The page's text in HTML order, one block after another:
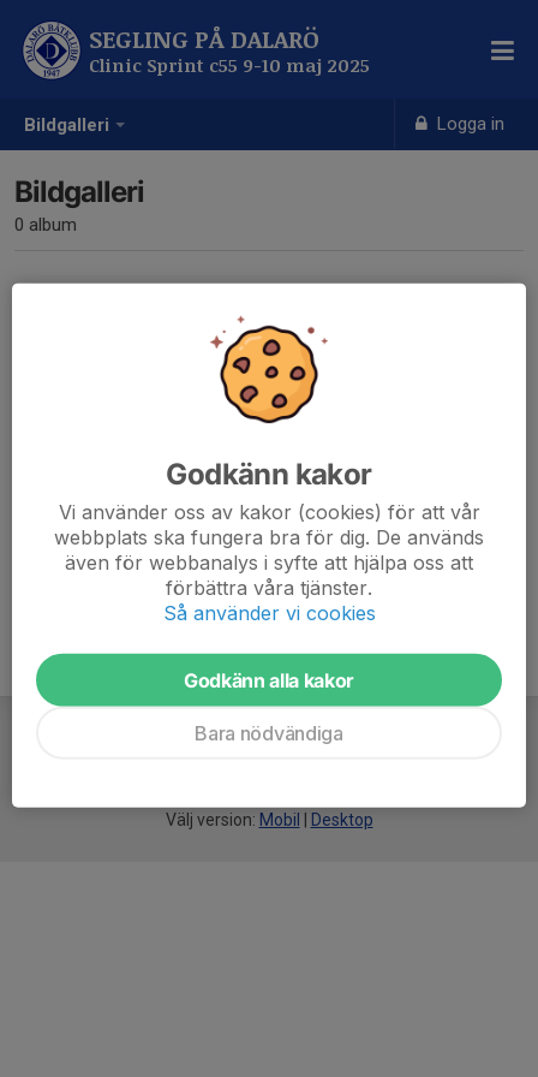
Bildgalleri Logga in
SEGLING PÅ DALARÖ
Clinic Sprint c55 9-10 maj 2025
Bildgalleri
0 album
Inga album skapade
Välj version: Mobil Desktop
Godkänn kakor
Vi använder oss av kakor (cookies) för att vår
webbplats ska fungera bra för dig. De används
även för webbanalys i syfte att hjälpa oss att
förbättra våra tjänster.
Så använder vi cookies
Godkänn alla kakor
Bara nödvändiga